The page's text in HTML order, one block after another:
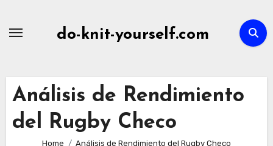
do-knit-yourself.com
Análisis de Rendimiento
del Rugby Checo
Home Análisis de Rendimiento del Rugby Checo